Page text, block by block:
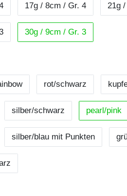
17g / 8cm / Gr. 4 21g
30g / 9cm / Gr. 3
rot/schwarz
silber/schwarz pearl/pink
silber/blau mit Punkten